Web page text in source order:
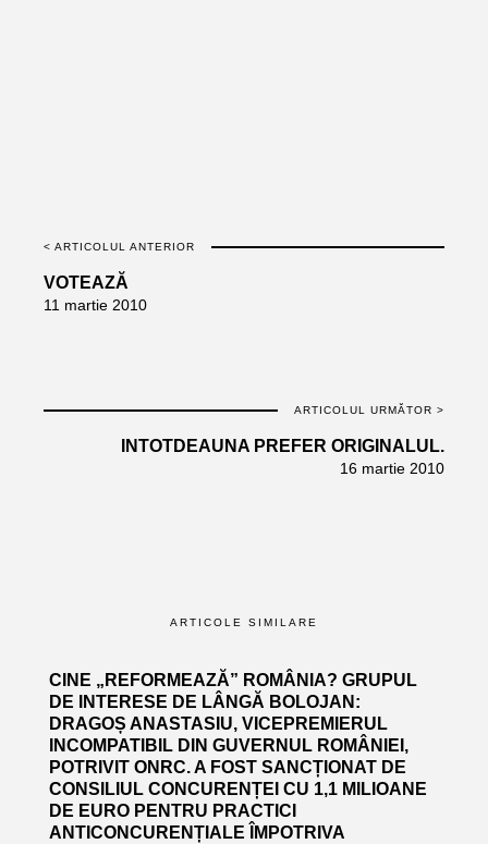
< ARTICOLUL ANTERIOR
VOTEAZĂ
11 martie 2010
ARTICOLUL URMĂTOR >
INTOTDEAUNA PREFER ORIGINALUL.
16 martie 2010
ARTICOLE SIMILARE
CINE „REFORMEAZĂ” ROMÂNIA? GRUPUL
DE INTERESE DE LÂNGĂ BOLOJAN:
DRAGOȘ ANASTASIU, VICEPREMIERUL
INCOMPATIBIL DIN GUVERNUL ROMÂNIEI,
POTRIVIT ONRC. A FOST SANCȚIONAT DE
CONSILIUL CONCURENȚEI CU 1,1 MILIOANE
DE EURO PENTRU PRACTICI
ANTICONCURENȚIALE ÎMPOTRIVA